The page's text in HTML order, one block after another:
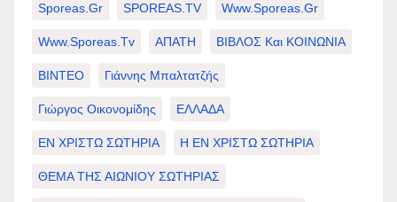
Sporeas.gr SPOREAS.TV Www.sporeas.gr
Www.sporeas.tv ΑΠΑΤΗ ΒΙΒΛΟΣ Και ΚΟΙΝΩΝΙΑ
ΒΙΝΤΕΟ Γιάννης Μπαλτατζής
Γιώργος Οικονομίδης ΕΛΛΑΔΑ
ΕΝ ΧΡΙΣΤΩ ΣΩΤΗΡΙΑ Η ΕΝ ΧΡΙΣΤΩ ΣΩΤΗΡΙΑ
ΘΕΜΑ ΤΗΣ ΑΙΩΝΙΟΥ ΣΩΤΗΡΙΑΣ